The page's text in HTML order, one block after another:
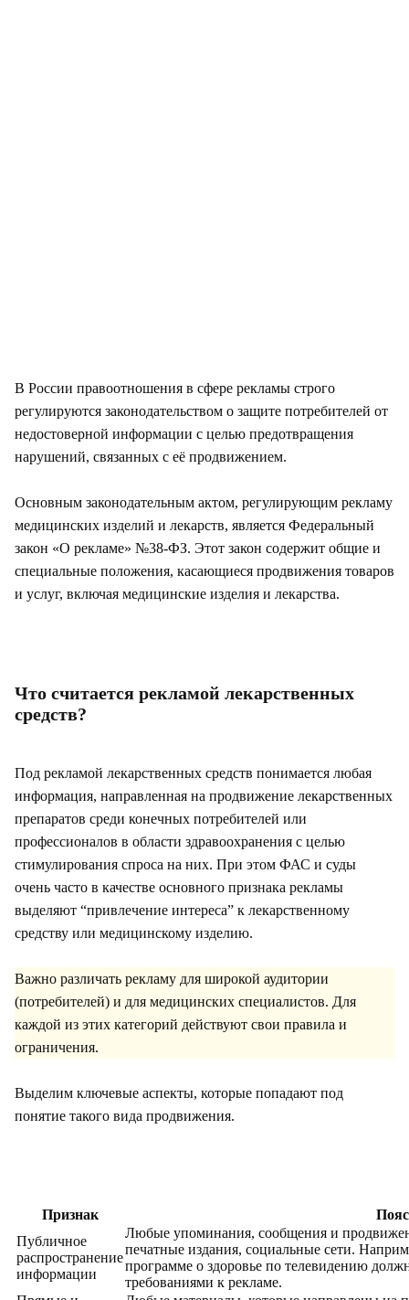
В России правоотношения в сфере рекламы строго
регулируются законодательством о защите потребителей от
недостоверной информации с целью предотвращения
нарушений, связанных с её продвижением.
Основным законодательным актом, регулирующим рекламу
медицинских изделий и лекарств, является Федеральный
закон «О рекламе» №38-ФЗ. Этот закон содержит общие и
специальные положения, касающиеся продвижения товаров
и услуг, включая медицинские изделия и лекарства.
Что считается рекламой лекарственных
средств?
Под рекламой лекарственных средств понимается любая
информация, направленная на продвижение лекарственных
препаратов среди конечных потребителей или
профессионалов в области здравоохранения с целью
стимулирования спроса на них. При этом ФАС и суды
очень часто в качестве основного признака рекламы
выделяют “привлечение интереса” к лекарственному
средству или медицинскому изделию.
Важно различать рекламу для широкой аудитории
(потребителей) и для медицинских специалистов. Для
каждой из этих категорий действуют свои правила и
ограничения.
Выделим ключевые аспекты, которые попадают под
понятие такого вида продвижения.
Признак
Публичное
распространение
информации
Любые упоминания, сообщения и
печатные издания, социальные сети.
программе о здоровье по телевидению
требованиями к рекламе.